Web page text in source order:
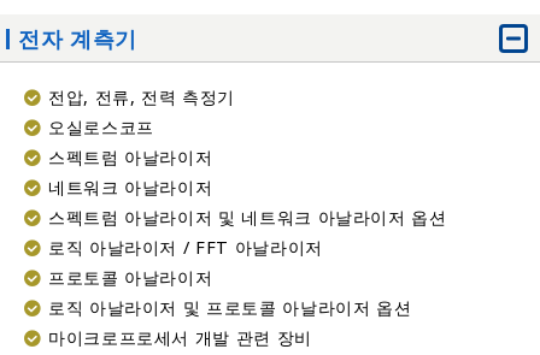
전자 계측기
전압, 전류, 전력 측정기
오실로스코프
스펙트럼 아날라이저
네트워크 아날라이저
스펙트럼 아날라이저 및 네트워크 아날라이저 옵션
로직 아날라이저 / FFT 아날라이저
프로토콜 아날라이저
로직 아날라이저 및 프로토콜 아날라이저 옵션
마이크로프로세서 개발 관련 장비